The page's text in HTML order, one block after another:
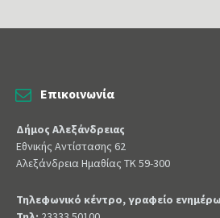
Επικοινωνία
Δήμος Αλεξάνδρειας
Εθνικής Αντίστασης 62
Αλεξάνδρεια Ημαθίας ΤΚ 59-300
Τηλεφωνικό κέντρο, γραφείο